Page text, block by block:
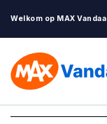
Welkom op MAX